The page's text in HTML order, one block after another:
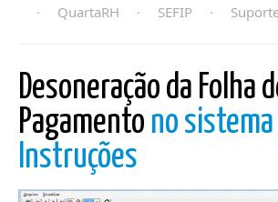
·
QuartaRH · SEFIP ·
Desoneração da Folha
Pagamento no sistema
Instruções